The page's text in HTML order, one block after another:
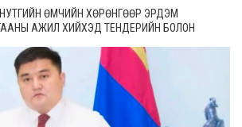
ӨМЧИЙН ХӨРӨНГӨӨР ЭРДЭМ
АЖИЛ ХИЙХЭД ТЕНДЕРИЙН БОЛОН